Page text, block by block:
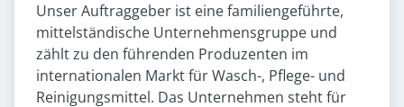
Unser Auftraggeber ist eine familiengeführte,
mittelständische Unternehmensgruppe und
zählt zu den führenden Produzenten im
internationalen Markt für Wasch-, Pflege- und
Reinigungsmittel. Das Unternehmen steht für